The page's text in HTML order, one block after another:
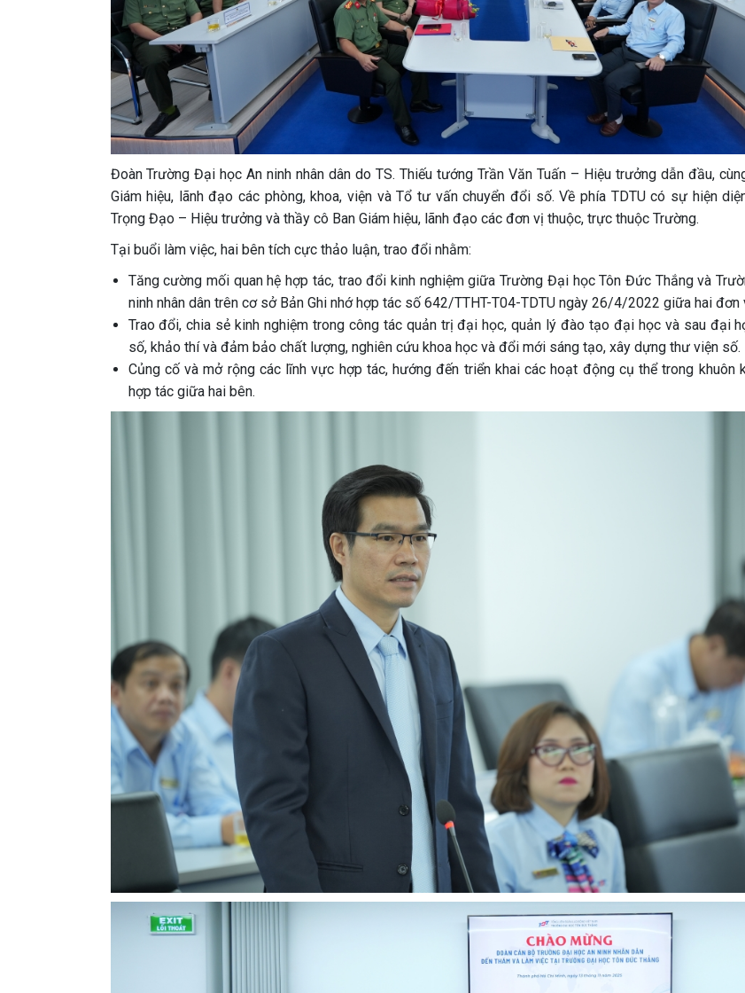
Đoàn Trường Đại học An ninh nhân dân do TS. Thiếu tướng Trần Văn Tuấn – Hiệu trưởng dẫn đầu,
Giám hiệu, lãnh đạo các phòng, khoa, viện và Tổ tư vấn chuyển đổi số. Về phía TDTU có sự hiện
Trọng Đạo – Hiệu trưởng và thầy cô Ban Giám hiệu, lãnh đạo các đơn vị thuộc, trực thuộc Trường.
Tại buổi làm việc, hai bên tích cực thảo luận, trao đổi nhằm:
Tăng cường mối quan hệ hợp tác, trao đổi kinh nghiệm giữa Trường Đại học Tôn Đức Thắng và
ninh nhân dân trên cơ sở Bản Ghi nhớ hợp tác số 642/TTHT-T04-TDTU ngày 26/4/2022 giữa hai đơn
Trao đổi, chia sẻ kinh nghiệm trong công tác quản trị đại học, quản lý đào tạo đại học và sau đại
số, khảo thí và đảm bảo chất lượng, nghiên cứu khoa học và đổi mới sáng tạo, xây dựng thư viện số.
Củng cố và mở rộng các lĩnh vực hợp tác, hướng đến triển khai các hoạt động cụ thể trong khuôn
hợp tác giữa hai bên.